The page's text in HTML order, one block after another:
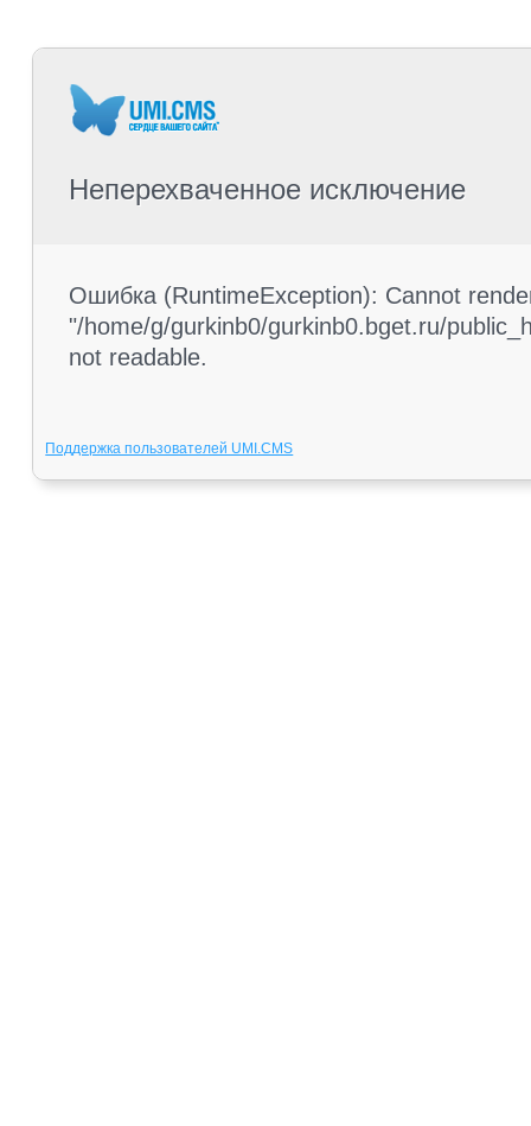
Неперехваченное исключение
Ошибка (RuntimeException): Cannot
"/home/g/gurkinb0/gurkinb0.bget.ru/
not readable.
Поддержка пользователей UMI.CMS